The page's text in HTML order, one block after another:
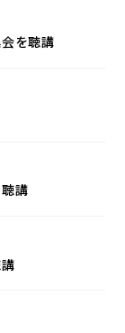
を聴講
講